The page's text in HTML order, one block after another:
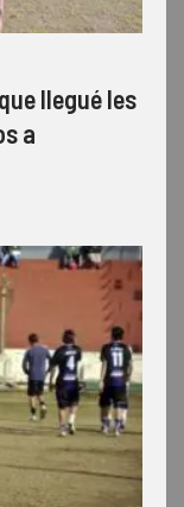
llegué les
a